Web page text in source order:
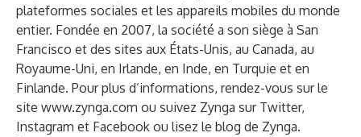
plateformes sociales et les appareils mobiles du monde
entier. Fondée en 2007, la société a son siège à San
Francisco et des sites aux États-Unis, au Canada, au
Royaume-Uni, en Irlande, en Inde, en Turquie et en
Finlande. Pour plus d’informations, rendez-vous sur le
site www.zynga.com ou suivez Zynga sur Twitter,
Instagram et Facebook ou lisez le blog de Zynga.